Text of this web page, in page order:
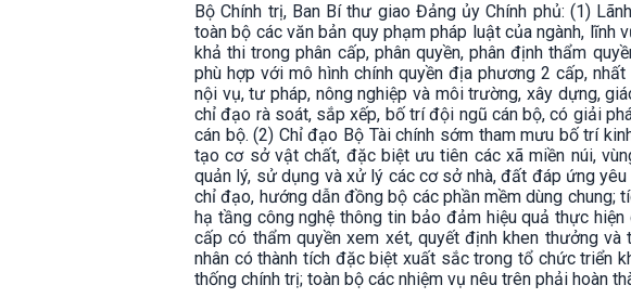
Bộ Chính trị, Ban Bí thư giao Đảng ủy Chính phủ: (1)
toàn bộ các văn bản quy phạm pháp luật của ngành,
khả thi trong phân cấp, phân quyền, phân định thẩm
phù hợp với mô hình chính quyền địa phương 2 cấp,
nội vụ, tư pháp, nông nghiệp và môi trường, xây dựng,
chỉ đạo rà soát, sắp xếp, bố trí đội ngũ cán bộ, có giải
cán bộ. (2) Chỉ đạo Bộ Tài chính sớm tham mưu bố trí
tạo cơ sở vật chất, đặc biệt ưu tiên các xã miền núi,
quản lý, sử dụng và xử lý các cơ sở nhà, đất đáp ứng
chỉ đạo, hướng dẫn đồng bộ các phần mềm dùng chung;
hạ tầng công nghệ thông tin bảo đảm hiệu quả thực
cấp có thẩm quyền xem xét, quyết định khen thưởng
nhân có thành tích đặc biệt xuất sắc trong tổ chức triển
thống chính trị; toàn bộ các nhiệm vụ nêu trên phải hoàn